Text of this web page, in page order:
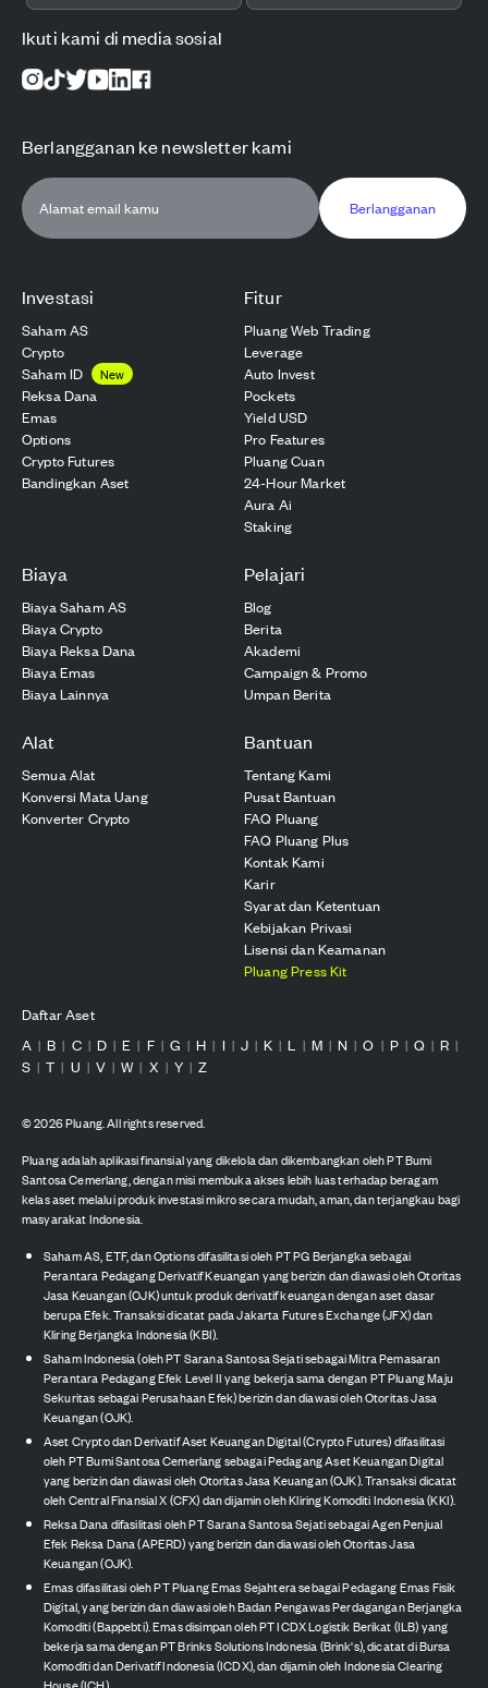
Investasi
Saham AS
Crypto
Saham ID
New
Reksa Dana
Emas
Options
Crypto Futures
Bandingkan Aset
Fitur
Pluang Web Trading
Leverage
Auto Invest
Pockets
Yield USD
Pro Features
Pluang Cuan
24-Hour Market
Aura Ai
Staking
Biaya
Biaya Saham AS
Biaya Crypto
Biaya Reksa Dana
Biaya Emas
Biaya Lainnya
Pelajari
Blog
Berita
Akademi
Campaign & Promo
Umpan Berita
Alat
Semua Alat
Konversi Mata Uang
Konverter Crypto
Bantuan
Tentang Kami
Pusat Bantuan
FAQ Pluang
FAQ Pluang Plus
Kontak Kami
Karir
Syarat dan Ketentuan
Kebijakan Privasi
Lisensi dan Keamanan
Pluang Press Kit
Ikuti kami di media sosial
Berlangganan ke newsletter kami
Berlangganan
Daftar Aset
A | B | C | D | E | F | G | H | I | J | K | L | M | N | O | P | Q | R |
S | T | U | V | W | X | Y | Z
©2026Pluang. All rights reserved.
Pluang adalah aplikasi finansial yang dikelola dan dikembangkan oleh PT Bumi
Santosa Cemerlang, dengan misi membuka akses lebih luas terhadap beragam
kelas aset melalui produk investasi mikro secara mudah, aman, dan terjangkau bagi
masyarakat Indonesia.
Saham AS, ETF, dan Options difasilitasi oleh PT PG Berjangka sebagai
Perantara Pedagang Derivatif Keuangan yang berizin dan diawasi oleh Otoritas
Jasa Keuangan (OJK) untuk produk derivatif keuangan dengan aset dasar
berupa Efek. Transaksi dicatat pada Jakarta Futures Exchange (JFX) dan
Kliring Berjangka Indonesia (KBI).
Saham Indonesia (oleh PT Sarana Santosa Sejati sebagai Mitra Pemasaran
Perantara Pedagang Efek Level II yang bekerja sama dengan PT Pluang Maju
Sekuritas sebagai Perusahaan Efek) berizin dan diawasi oleh Otoritas Jasa
Keuangan (OJK).
Aset Crypto dan Derivatif Aset Keuangan Digital (Crypto Futures) difasilitasi
oleh PT Bumi Santosa Cemerlang sebagai Pedagang Aset Keuangan Digital
yang berizin dan diawasi oleh Otoritas Jasa Keuangan (OJK). Transaksi dicatat
oleh Central Finansial X (CFX) dan dijamin oleh Kliring Komoditi Indonesia (KKI).
Reksa Dana difasilitasi oleh PT Sarana Santosa Sejati sebagai Agen Penjual
Efek Reksa Dana (APERD) yang berizin dan diawasi oleh Otoritas Jasa
Keuangan (OJK).
Emas difasilitasi oleh PT Pluang Emas Sejahtera sebagai Pedagang Emas Fisik
Digital, yang berizin dan diawasi oleh Badan Pengawas Perdagangan Berjangka
Komoditi (Bappebti). Emas disimpan oleh PT ICDX Logistik Berikat (ILB) yang
bekerja sama dengan PT Brinks Solutions Indonesia (Brink's), dicatat di Bursa
Komoditi dan Derivatif Indonesia (ICDX), dan dijamin oleh Indonesia Clearing